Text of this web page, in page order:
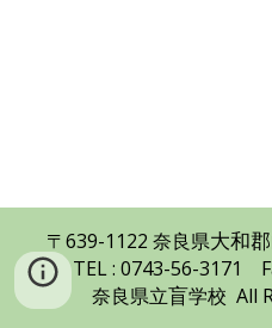
〒639-1122 奈良県大和
TEL: 0743-56-3171
奈良県立盲学校 All